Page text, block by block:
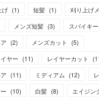
げ (1) 短髪 (1) 刈り上げ
メンズ短髪 (3) スパイキ
(2) メンズカット (5)
ヤー (11) レイヤーカット (
(11) ミディアム (12)
(10) 白髪 (8) エイジン